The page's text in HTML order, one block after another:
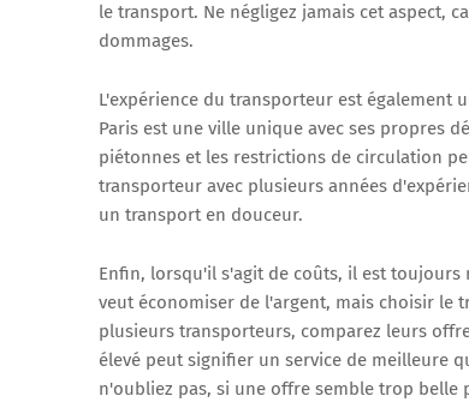
le transport. Ne négligez jamais cet aspect,
dommages.
L'expérience du transporteur est également
Paris est une ville unique avec ses propres
piétonnes et les restrictions de circulation
transporteur avec plusieurs années
un transport en douceur.
Enfin, lorsqu'il s'agit de coûts, il est
veut économiser de l'argent, mais choisir le
plusieurs transporteurs, comparez leurs
élevé peut signifier un service de meilleure
n'oubliez pas, si une offre semble trop belle